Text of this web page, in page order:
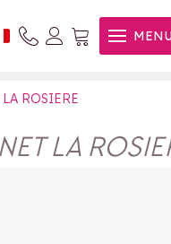
ROSIERE
ROSIERE
LA